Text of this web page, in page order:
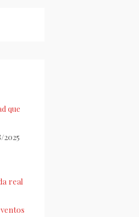
que
2025
real